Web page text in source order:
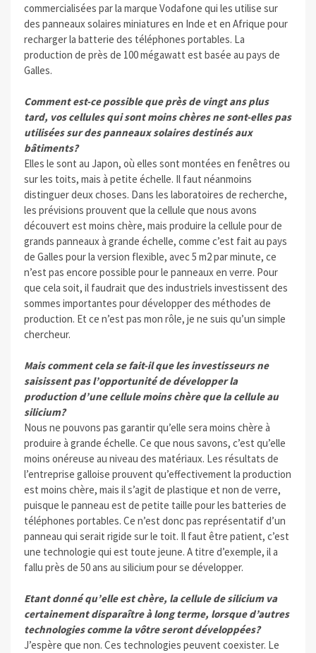
commercialisées par la marque Vodafone qui les utilise sur
des panneaux solaires miniatures en Inde et en Afrique pour
recharger la batterie des téléphones portables. La
production de près de 100 mégawatt est basée au pays de
Galles.
Comment est-ce possible que près de vingt ans plus
tard, vos cellules qui sont moins chères ne sont-elles pas
utilisées sur des panneaux solaires destinés aux
bâtiments?
Elles le sont au Japon, où elles sont montées en fenêtres ou
sur les toits, mais à petite échelle. Il faut néanmoins
distinguer deux choses. Dans les laboratoires de recherche,
les prévisions prouvent que la cellule que nous avons
découvert est moins chère, mais produire la cellule pour de
grands panneaux à grande échelle, comme c’est fait au pays
de Galles pour la version flexible, avec 5 m2 par minute, ce
n’est pas encore possible pour le panneaux en verre. Pour
que cela soit, il faudrait que des industriels investissent des
sommes importantes pour développer des méthodes de
production. Et ce n’est pas mon rôle, je ne suis qu’un simple
chercheur.
Mais comment cela se fait-il que les investisseurs ne
saisissent pas l’opportunité de développer la
production d’une cellule moins chère que la cellule au
silicium?
Nous ne pouvons pas garantir qu’elle sera moins chère à
produire à grande échelle. Ce que nous savons, c’est qu’elle
moins onéreuse au niveau des matériaux. Les résultats de
l’entreprise galloise prouvent qu’effectivement la production
est moins chère, mais il s’agit de plastique et non de verre,
puisque le panneau est de petite taille pour les batteries de
téléphones portables. Ce n’est donc pas représentatif d’un
panneau qui serait rigide sur le toit. Il faut être patient, c’est
une technologie qui est toute jeune. A titre d’exemple, il a
fallu près de 50 ans au silicium pour se développer.
Etant donné qu’elle est chère, la cellule de silicium va
certainement disparaître à long terme, lorsque d’autres
technologies comme la vôtre seront développées?
J’espère que non. Ces technologies peuvent coexister. Le